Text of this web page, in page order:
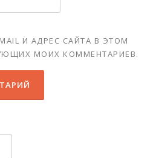
И АДРЕС САЙТА В ЭТОМ
МОИХ КОММЕНТАРИЕВ.